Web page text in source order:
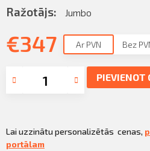
KLIENTU PORTĀLS
KĻŪT PAR KLIENTU
Ražotājs: Jumbo
€347 Ar PVN Bez
PIEVIENOT
Lai uzzinātu personalizētās cenas,
portālam